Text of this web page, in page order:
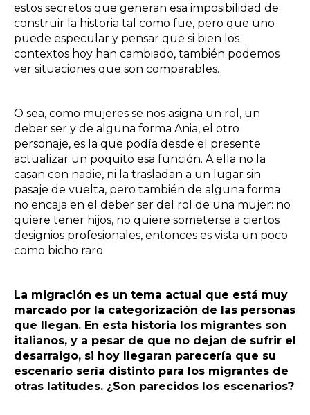
estos secretos que generan esa imposibilidad de
construir la historia tal como fue, pero que uno
puede especular y pensar que si bien los
contextos hoy han cambiado, también podemos
ver situaciones que son comparables.
O sea, como mujeres se nos asigna un rol, un
deber ser y de alguna forma Ania, el otro
personaje, es la que podía desde el presente
actualizar un poquito esa función. A ella no la
casan con nadie, ni la trasladan a un lugar sin
pasaje de vuelta, pero también de alguna forma
no encaja en el deber ser del rol de una mujer: no
quiere tener hijos, no quiere someterse a ciertos
designios profesionales, entonces es vista un poco
como bicho raro.
La migración es un tema actual que está muy
marcado por la categorización de las personas
que llegan. En esta historia los migrantes son
italianos, y a pesar de que no dejan de sufrir el
desarraigo, si hoy llegaran parecería que su
escenario sería distinto para los migrantes de
otras latitudes. ¿Son parecidos los escenarios?